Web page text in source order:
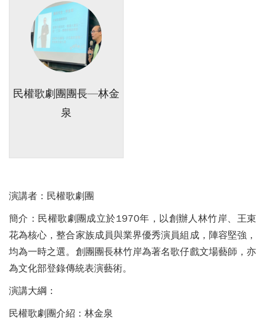
民權歌劇團團長—林金
泉
演講者：民權歌劇團
簡介：民權歌劇團成立於1970年，以創辦人林竹岸、王束
花為核心，整合家族成員與業界優秀演員組成，陣容堅強，
均為一時之選。創團團長林竹岸為著名歌仔戲文場藝師，亦
為文化部登錄傳統表演藝術。
演講大綱：
民權歌劇團介紹：林金泉